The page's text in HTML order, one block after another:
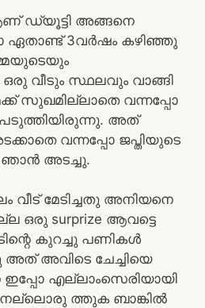
ഡ്യൂട്ടി അങ്ങനെ
ഏതാണ്ട് 3വർഷം കഴിഞ്ഞു
വീടും സ്ഥലവും വാങ്ങി
സുഖമില്ലാതെ വന്നപ്പോ
അത്
വന്നപ്പോ ജപ്തിയുടെ
ഞാൻ അടച്ചു.
വീട് മേടിച്ചതു അനിയനെ
ഒരു surprize ആവട്ടെ
കുറച്ചു പണികൾ
അത് അവിടെ ചേച്ചിയെ
എല്ലാംസെരിയായി
ത്തുക ബാങ്കിൽ